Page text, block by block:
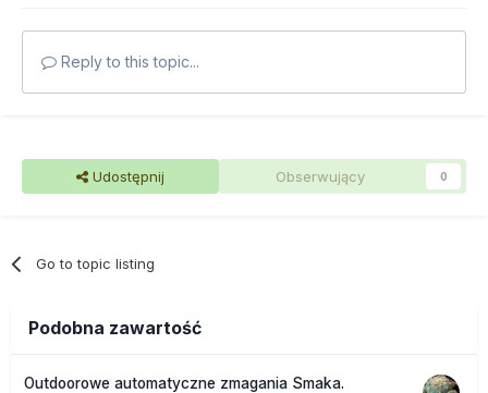
Reply to this topic...
Udostępnij Obserwujący 0
Go to topic listing
Podobna zawartość
Outdoorowe automatyczne zmagania Smaka.